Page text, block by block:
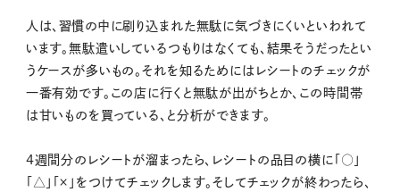
人は、習慣の中に刷り込まれた無駄に気づきにくいといわれて
います。無駄遣いしているつもりはなくても、結果そうだったとい
うケースが多いもの。それを知るためにはレシートのチェックが
一番有効です。この店に行くと無駄が出がちとか、この時間帯
は甘いものを買っている、と分析ができます。
4週間分のレシートが溜まったら、レシートの品目の横に「○」
「△」「×」をつけてチェックします。そしてチェックが終わったら、